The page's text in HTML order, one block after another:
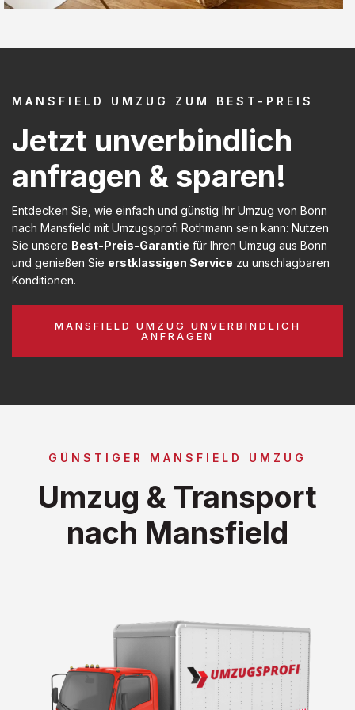
MANSFIELD UMZUG ZUM BEST-PREIS
Jetzt unverbindlich
anfragen & sparen!
Entdecken Sie, wie einfach und günstig Ihr Umzug von Bonn
nach Mansfield mit Umzugsprofi Rothmann sein kann: Nutzen
Sie unsere Best-Preis-Garantie für Ihren Umzug aus Bonn
und genießen Sie erstklassigen Service zu unschlagbaren
Konditionen.
MANSFIELD UMZUG UNVERBINDLICH
ANFRAGEN
GÜNSTIGER MANSFIELD UMZUG
Umzug & Transport
nach Mansfield